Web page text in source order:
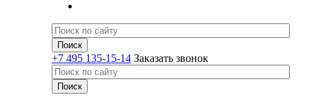
+7 495 135-15-14 Заказать звонок